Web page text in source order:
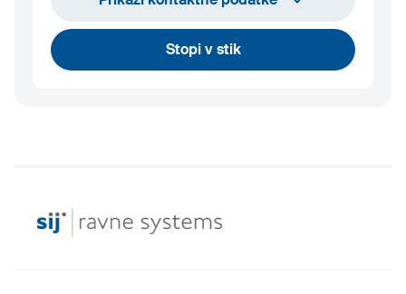
bostjan.ranc@ravnesystems.com
Stopi v stik